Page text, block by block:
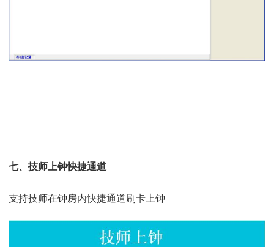
七、技师上钟快捷通道
支持技师在钟房内快捷通道刷卡上钟